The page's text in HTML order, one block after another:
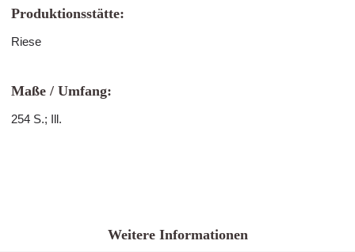
Produktionsstätte:
Riese
Maße / Umfang:
254 S.; Ill.
Weitere Informationen